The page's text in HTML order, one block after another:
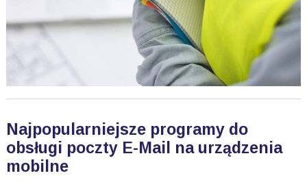
Najpopularniejsze programy do
obsługi poczty E-Mail na urządzenia
mobilne